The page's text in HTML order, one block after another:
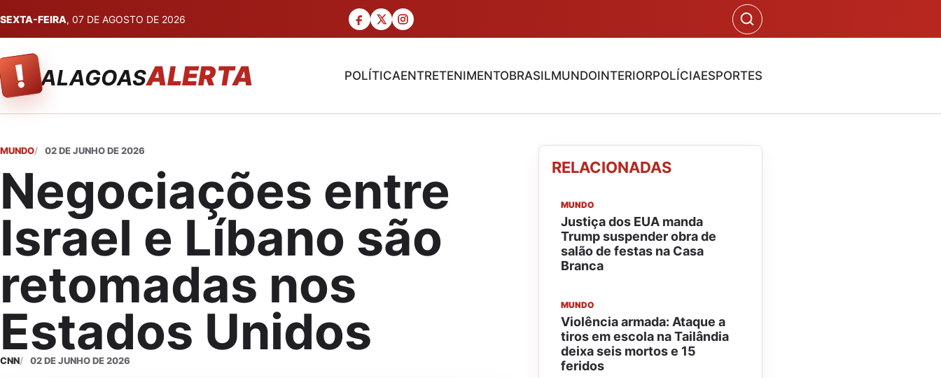
SEXTA-FEIRA, 07 DE AGOSTO DE 2026
! ALAGOASALERTA POLÍTICAENTRETENIMENTOBRASILMUNDOINTERIORPOLÍCIAESPORTES
MUNDO 02 DE JUNHO DE 2026
Negociações entre
Israel e Líbano são
retomadas nos
Estados Unidos
CNN 02 DE JUNHO DE 2026
RELACIONADAS
MUNDO
Justiça dos EUA manda
Trump suspender obra de
salão de festas na Casa
Branca
MUNDO
Violência armada: Ataque a
tiros em escola na Tailândia
deixa seis mortos e 15
feridos